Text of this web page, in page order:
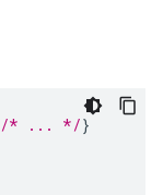
/* ... */}